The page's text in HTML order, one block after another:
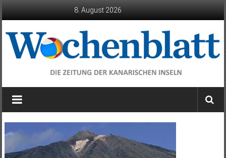
8. August 2026
Wochenblatt
die
Kanarischen
Inseln